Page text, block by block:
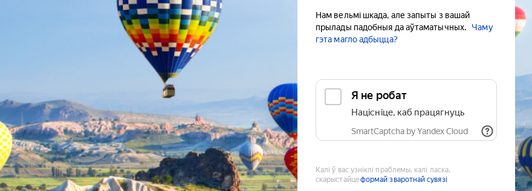
Нам вельмі шкада, але запыты з вашай
прылады падобныя да аўтаматычных.
Чаму
гэта магло адбыцца?
Я не робат
Націсніце, каб працягнуць
SmartCaptcha by Yandex Cloud
Калі ў вас узніклі праблемы, калі ласка,
скарыстайцеформай зваротнай сувязі